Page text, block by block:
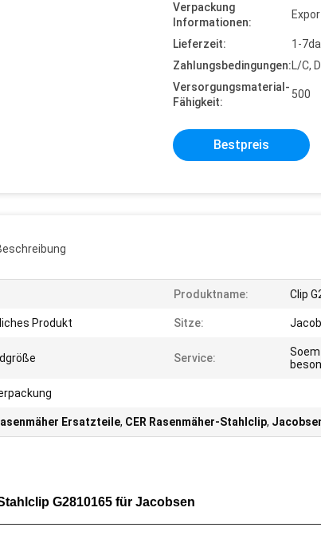
Verpackung
Informationen:
Lieferzeit:
1-
Zahlungsbedingungen:L/C,
Versorgungsmaterial-
Fähigkeit:
500
Bestpreis
Produktname: Clip
Produkt Sitze:
Service:
Ersatzteile, CER Rasenmäher-Stahlclip,
G2810165 für Jacobsen